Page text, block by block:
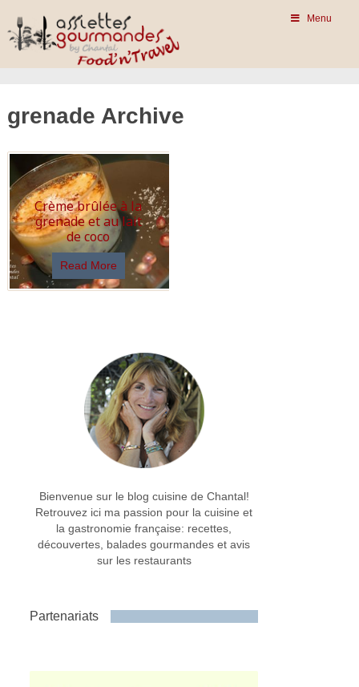
Menu
grenade Archive
Crème brûlée à la
grenade et au lait
de coco
Read More
Bienvenue sur le blog cuisine de Chantal!
Retrouvez ici ma passion pour la cuisine et
la gastronomie française: recettes,
découvertes, balades gourmandes et avis
sur les restaurants
Partenariats